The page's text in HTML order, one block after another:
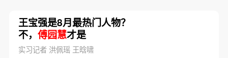
王宝强是8月最热门人物？
不， 傅园慧才是
实习记者 洪佩瑶 王晗啸